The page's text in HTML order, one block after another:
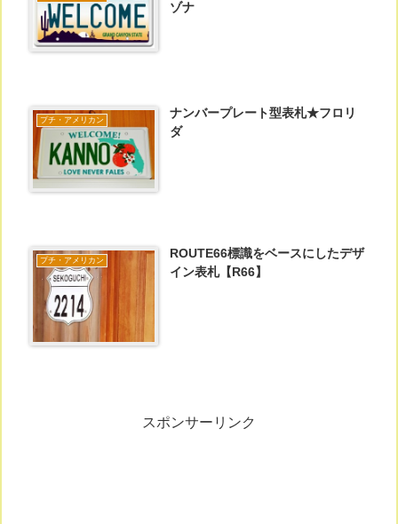
ゾナ
プチ・アメリカン
ナンバープレート型表札★フロリ
ダ
プチ・アメリカン
ROUTE66標識をベースにしたデザ
イン表札【R66】
スポンサーリンク